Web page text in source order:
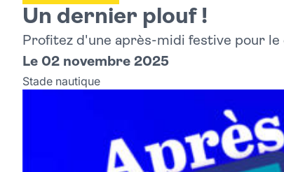
Un dernier plouf !
Profitez d'une après-midi festive pour
Le 02 novembre 2025
Stade nautique